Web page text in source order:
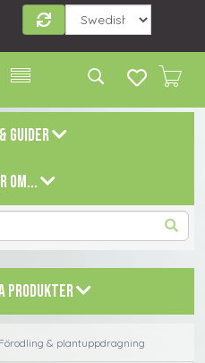
GUIDER
OM...
PRODUKTER
Förodling & plantuppdragning